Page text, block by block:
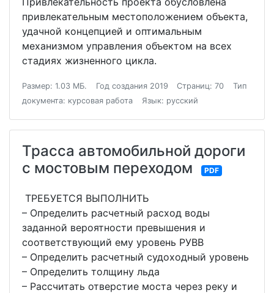
привлекательным местоположением объекта,
удачной концепцией и оптимальным
механизмом управления объектом на всех
стадиях жизненного цикла.
Размер: 1.03 МБ. Год создания 2019 Страниц: 70
Тип
документа: курсовая работа
Язык: русский
Трасса автомобильной дороги
с мостовым переходом
PDF
ТРЕБУЕТСЯ ВЫПОЛНИТЬ
– Определить расчетный расход воды
заданной вероятности превышения и
соответствующий ему уровень РУВВ
– Определить расчетный судоходный уровень
– Определить толщину льда
– Рассчитать отверстие моста через реку и